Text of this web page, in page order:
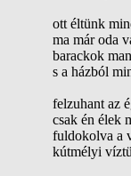
ott éltünk
ma már oda
barackok
s a házból
felzuhant az
csak én élek
fuldokolva a
kútmélyi